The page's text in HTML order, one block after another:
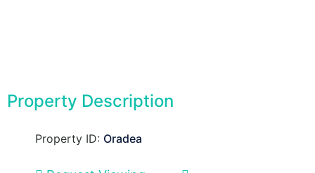
Property Description
Property ID: Oradea